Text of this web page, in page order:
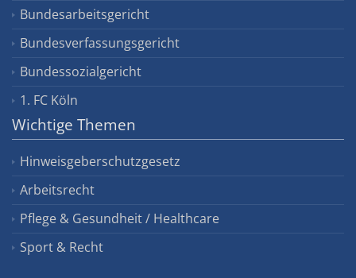
Bundesarbeitsgericht
Bundesverfassungsgericht
Bundessozialgericht
1. FC Köln
Wichtige Themen
Hinweisgeberschutzgesetz
Arbeitsrecht
Pflege & Gesundheit / Healthcare
Sport & Recht